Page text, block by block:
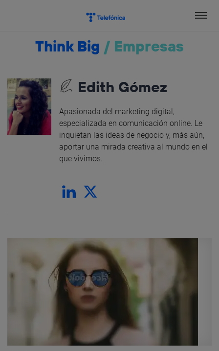
Think Big / Empresas
Edith Gómez
Apasionada del marketing digital,
especializada en comunicación online. Le
inquietan las ideas de negocio y, más aún,
aportar una mirada creativa al mundo en el
que vivimos.